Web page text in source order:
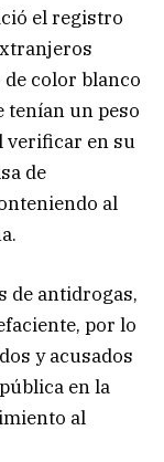
el registro
color blanco
tenían un peso
verificar en su
de
al
de antidrogas,
por lo
y acusados
en la
al